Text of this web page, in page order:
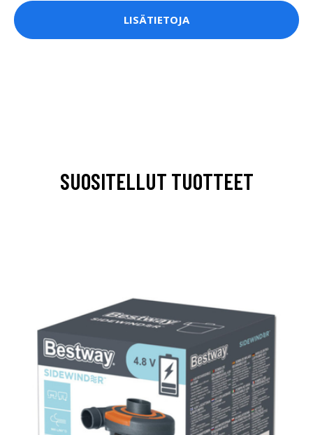
LISÄTIETOJA
SUOSITELLUT TUOTTEET